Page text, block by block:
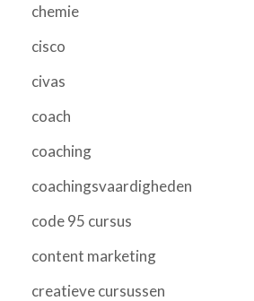
chemie
cisco
civas
coach
coaching
coachingsvaardigheden
code 95 cursus
content marketing
creatieve cursussen